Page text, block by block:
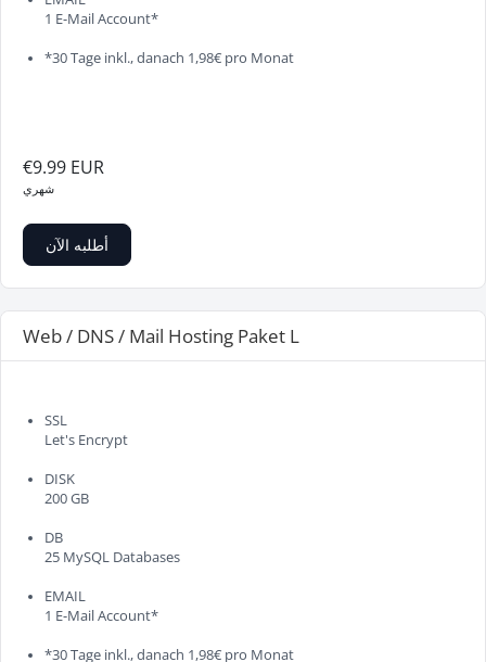
1 E-Mail Account*
*30 Tage inkl., danach 1,98€ pro Monat
€9.99 EUR
شهري
أطلبه الآن
Web / DNS / Mail Hosting Paket L
SSL
Let's Encrypt
DISK
200 GB
DB
25 MySQL Databases
EMAIL
1 E-Mail Account*
*30 Tage inkl., danach 1,98€ pro Monat